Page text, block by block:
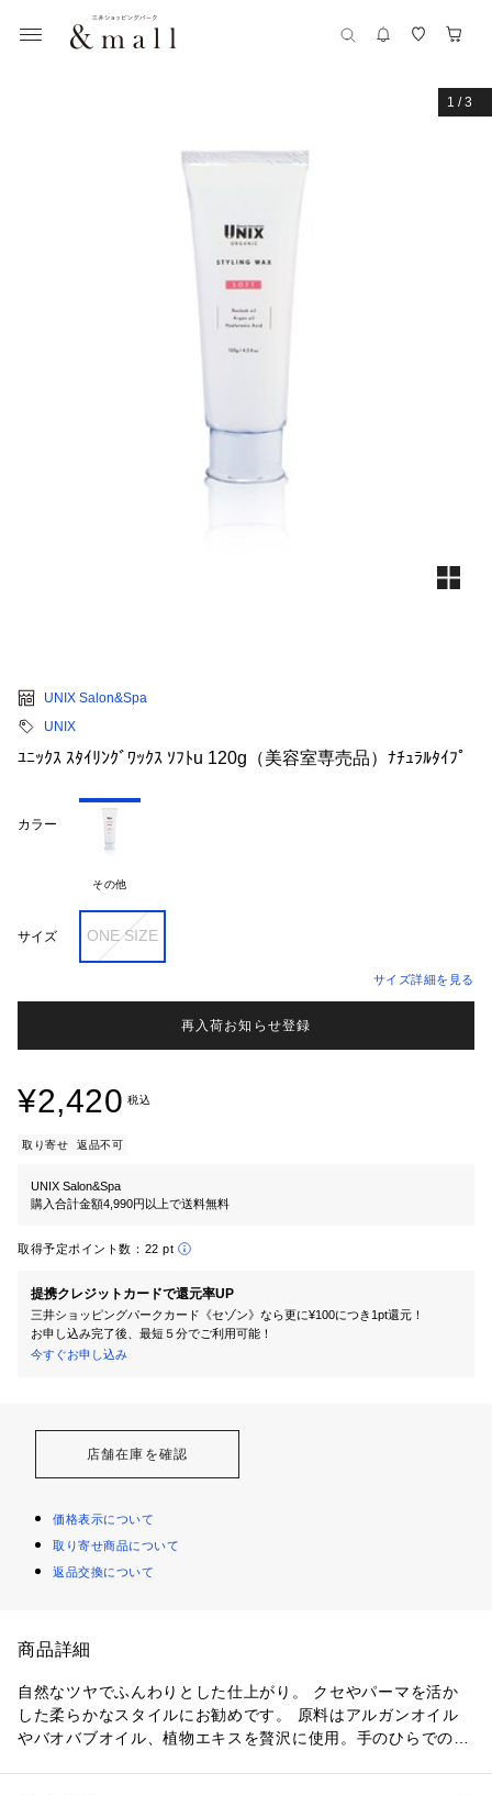
1 /3
UNIX Salon&Spa
UNIX
ﾕﾆｯｸｽ ｽﾀｲﾘﾝｸﾞﾜｯｸｽ ｿﾌﾄu 120g（美容室専売品）ﾅﾁｭﾗﾙﾀｲﾌﾟ
カラー
その他
サイズ ONE SIZE
サイズ詳細を見る
再入荷お知らせ登録
¥2,420 税込
取り寄せ 返品不可
UNIX Salon&Spa
購入合計金額4,990円以上で送料無料
取得予定ポイント数： 22 pt
提携クレジットカードで還元率UP
三井ショッピングパークカード《セゾン》なら更に¥100につき1pt還元！
お申し込み完了後、最短５分でご利用可能！
今すぐお申し込み
店舗在庫を確認
価格表示について
取り寄せ商品について
返品交換について
商品詳細
自然なツヤでふんわりとした仕上がり。 クセやパーマを活か
した柔らかなスタイルにお勧めです。 原料はアルガンオイル
やバオバブオイル、植物エキスを贅沢に使用。手のひらでのば